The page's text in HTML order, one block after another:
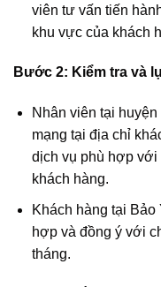
viên tư vấn tiến
khu vực của khách
Bước 2: Kiểm tra và
Nhân viên tại
mạng tại địa chỉ
dịch vụ phù hợp với
khách hàng.
Khách hàng tại
hợp và đồng ý với
tháng.